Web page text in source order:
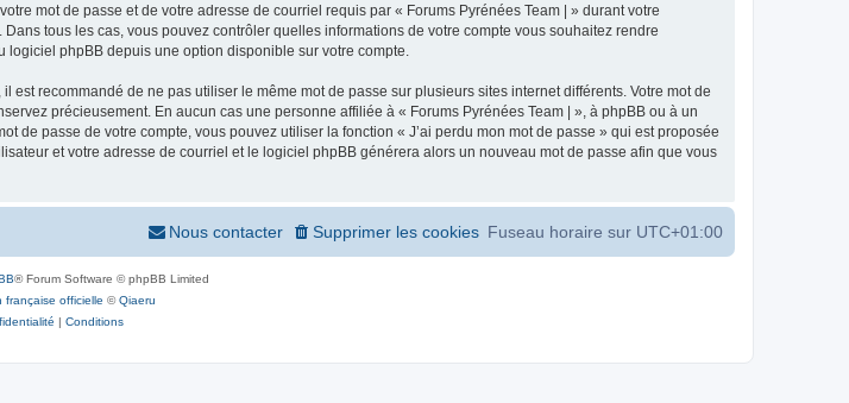
mot de passe et de votre adresse de courriel requis par « Forums Pyrénées Team | » durant votre
tous les cas, vous pouvez contrôler quelles informations de votre compte vous souhaitez rendre
phpBB depuis une option disponible sur votre compte.
recommandé de ne pas utiliser le même mot de passe sur plusieurs sites internet différents. Votre mot de
précieusement. En aucun cas une personne affiliée à « Forums Pyrénées Team | », à phpBB ou à un
de passe de votre compte, vous pouvez utiliser la fonction « J’ai perdu mon mot de passe » qui est proposée
et votre adresse de courriel et le logiciel phpBB générera alors un nouveau mot de passe afin que vous
Fuseau horaire sur UTC+01:00
Supprimer les cookies
Nous contacter
® Forum Software © phpBB Limited
française officielle ©Qiaeru
| Conditions